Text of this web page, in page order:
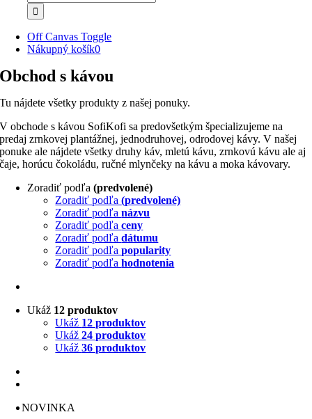
Off Canvas Toggle
Nákupný košík0
Obchod s kávou
Tu nájdete všetky produkty z našej ponuky.
V obchode s kávou SofiKofi sa predovšetkým špecializujeme na
predaj zrnkovej plantážnej, jednodruhovej, odrodovej kávy. V našej
ponuke ale nájdete všetky druhy káv, mletú kávu, zrnkovú kávu ale aj
čaje, horúcu čokoládu, ručné mlynčeky na kávu a moka kávovary.
Zoradiť podľa(predvolené)
Zoradiť podľa(predvolené)
Zoradiť podľanázvu
Zoradiť podľaceny
Zoradiť podľadátumu
Zoradiť podľapopularity
Zoradiť podľahodnotenia
Ukáž 12 produktov
Ukáž 12 produktov
Ukáž24 produktov
Ukáž36 produktov
NOVINKA